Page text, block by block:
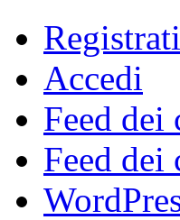
Registrati
Accedi
Feed dei
Feed dei